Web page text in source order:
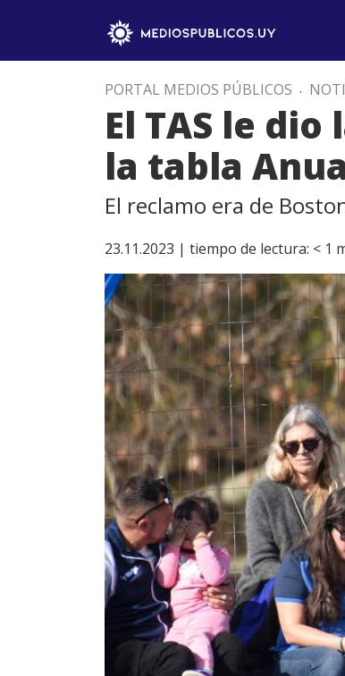
PORTAL MEDIOS PÚBLICOS .
El TAS le
la tabla
El reclamo era de
23.11.2023 | tiempo de lectura: < 1